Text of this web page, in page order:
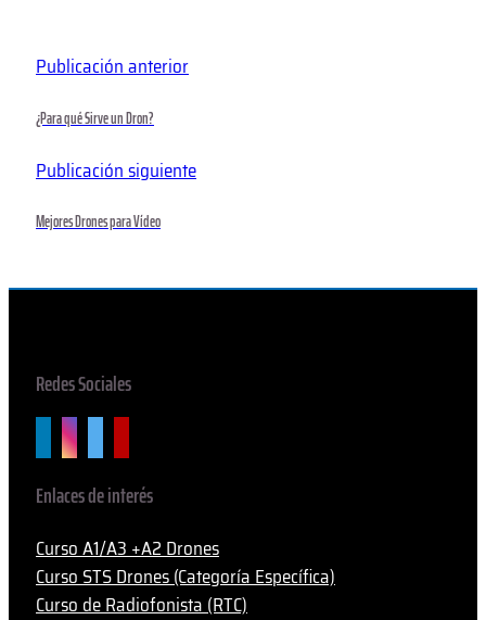
Publicación anterior
¿Para qué Sirve un Dron?
Publicación siguiente
Mejores Drones para Vídeo
Redes Sociales
Enlaces de interés
Curso A1/A3 +A2 Drones
Curso STS Drones (Categoría Específica)
Curso de Radiofonista (RTC)